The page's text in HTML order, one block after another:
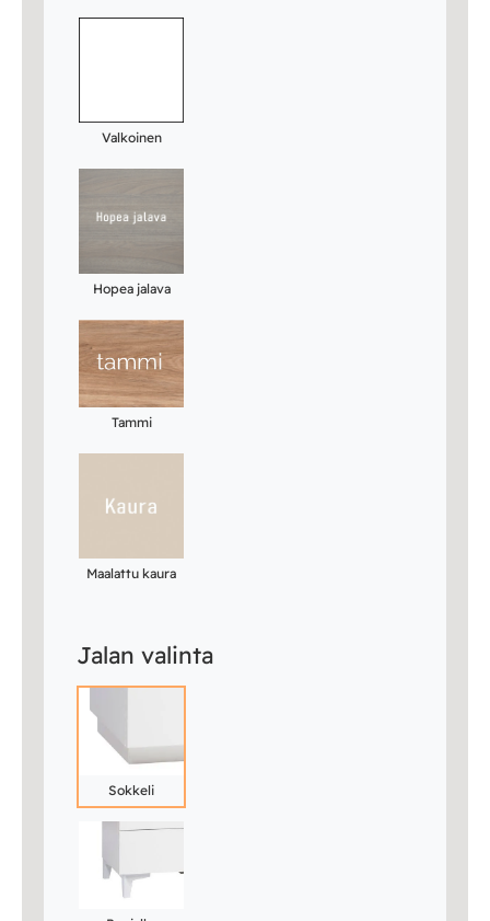
Valkoinen
Hopea jalava
Tammi
Maalattu kaura
Jalan valinta
Sokkeli